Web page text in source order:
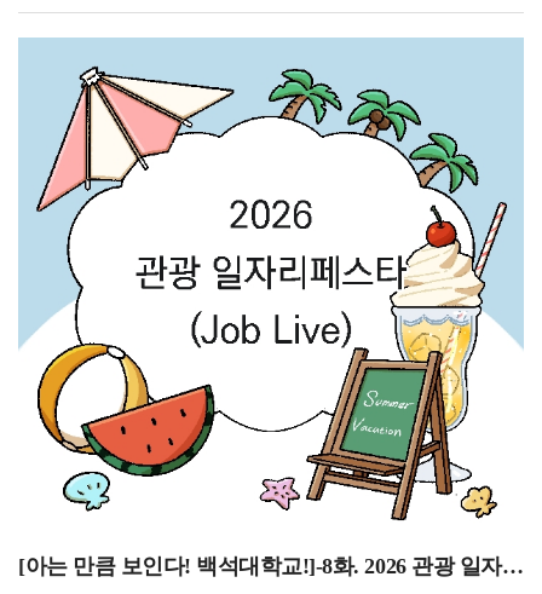
대상으로 전공 중 기초, 핵심 교과목과 교양 중 1, 2학년
권장 과목에 대한 수강 신청이 이루어집니다. 8월 11일
화요일 9시 30분부터 24시까지 5학기 이상에 해당하는
3~4학년을 대상으로 전체 교과목과 3~4학년 권장 교양
과목에 대해 수강 신청이 이루어집니다. 남은 기간인 8월
12일 수요일 9시 30분부터 8월 14일 금요일 24시까지는 전
학년을 대상으로 전공, 교양과 교직 전체 과목에 대해 수강
신청이 진행됩니다. 기간을 잘 확인하시어 미리 시간표
계획을 짜두시기 바랍니다.8월 15일 광복절두 번째로 8월
15일은 광복절입니다. 광복절은 우리나라가
일제강점기에서 벗어나 국권을 되찾은 날을 기념하는
날입니다. 수많은 독립운동가와 국민의 희생과 노력으로
이루어진 광복의 의미를 되새기는 날인데요, 이날은
단순한 공휴일이 아닌, 우리가 누리는 자유와 나라의
소중함을 다시 한번 기억하는 뜻깊은 하루가 되길
바랍니다.8월 24일~8월 28일 재학생 등록 기간세 번째로
8월 24일부터 8월 28일은 재학생 등록 기간입니다.
신한은행, 국민은행으로 등록금 납부가 가능하며 2026년
8월 14일 금요일부터 포털 시스템에서 종합정보 중 등록,
서비스 역량은 물론 외국어 능력과 안전 의식, 국제적인
감각까지 함께 갖출 수 있어 많은 수험생들의 관심을 받고
있는데요.이번 기사에서는 백석대학교 관광학부
항공서비스학과 재학생 인터뷰를 통해 전공을 선택하게 된
계기부터 전공 수업, 진로 준비 과정, 대학생활의 팁까지
생생한 이야기를 들어보았습니다. 항공서비스학과를
꿈꾸거나 관심 있는 분들에게 도움이 되는 시간이 되길
바랍니다!현재 전공에 대해 소개해 주시고, 관련 진로에는
어떤 것들이 있는지 말씀해 주세요.백녹담: 현재 전공에
대해 소개해 주시고, 관련 진로에는 어떤 것들이 있는지
말씀해 주세요.재학생: 항공서비스전공은 객실 승무원을
주로 목표로 하는 전공입니다. 졸업 후에는 대한항공,
티웨이항공 같은 국내 항공사뿐만 아니라 카타르항공,
싱가포르항공 등 외항사에도 취업할 수 있습니다.서비스
직무인 만큼 서비스 마인드가 중요하고, 외국어 능력도
필수인데 그중에서도 영어가 가장 중요합니다. 또한
기내에서 위급상황이 발생했을 때 대처할 수 있도록 안전
교육을 받고, 기내 식음료 서비스와 같은 실무 교육도 함께
배우고 있습니다.앞으로의 진로 계획은 어떻게 되시나요?
[아는 만큼 보인다! 백석대학교!]-8화. 2026 관광 일자리페스타(JOD LIVE)